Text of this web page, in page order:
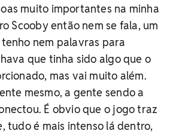
muito importantes na minha
Scooby então nem se fala, um
nem palavras para
que tinha sido algo que o
mas vai muito além.
mesmo, a gente sendo a
É obvio que o jogo traz
tudo é mais intenso lá dentro,